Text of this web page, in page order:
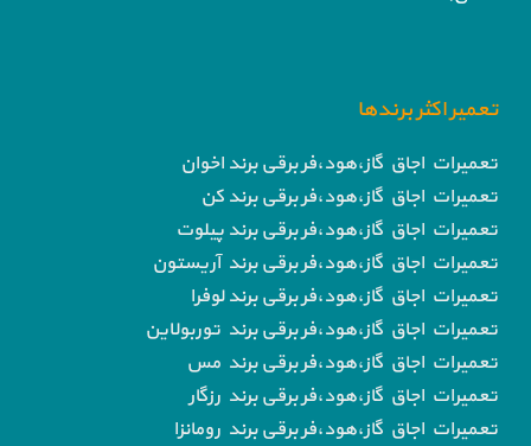
تعمیر اکثر برندها
تعمیرات اجاق گاز،هود،فر برقی برند اخوان
تعمیرات اجاق گاز،هود،فر برقی برند کن
تعمیرات اجاق گاز،هود،فر برقی برند پیلوت
تعمیرات اجاق گاز،هود،فر برقی برند آریستون
تعمیرات اجاق گاز،هود،فر برقی برند لوفرا
تعمیرات اجاق گاز،هود،فر برقی برند توربولاین
تعمیرات اجاق گاز،هود،فر برقی برند مس
تعمیرات اجاق گاز،هود،فر برقی برند رزگار
تعمیرات اجاق گاز،هود،فر برقی برند رومانزا